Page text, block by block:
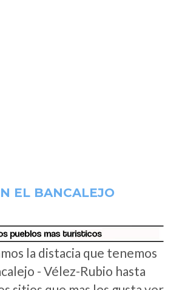
EL BANCALEJO
la distacia que tenemos
- Vélez-Rubio hasta